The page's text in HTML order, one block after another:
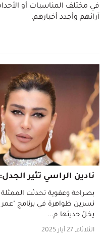
في مختلف المناسبات أو
آرائهم وأجدد أخبارهم.
بصراحة وعفوية تحدثت الممثلة
نسرين ظواهرة في برنامج "عمر
يخلُ حديثها م...
الثلاثاء, 27 أيار 2025